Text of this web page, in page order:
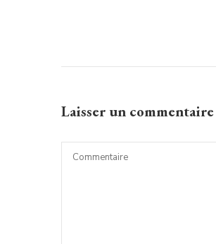
Laisser un commentaire